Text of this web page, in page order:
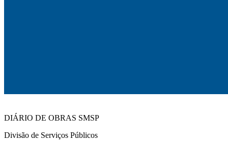
DIÁRIO DE OBRAS SMSP
Divisão de Serviços Públicos